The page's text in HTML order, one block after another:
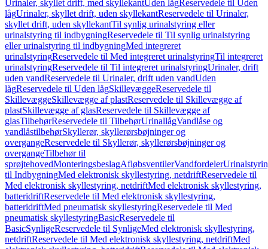
Urinaler, skyllet drift, med skyllekantUden lågReservedele til Uden
lågUrinaler, skyllet drift, uden skyllekantReservedele til Urinaler,
skyllet drift, uden skyllekantTil synlig urinalstyring eller
urinalstyring til indbygningReservedele til Til synlig urinalstyring
eller urinalstyring til indbygningMed integreret
urinalstyringReservedele til Med integreret urinalstyringTil integreret
urinalstyringReservedele til Til integreret urinalstyringUrinaler, drift
uden vandReservedele til Urinaler, drift uden vandUden
lågReservedele til Uden lågSkillevæggeReservedele til
SkillevæggeSkillevægge af plastReservedele til Skillevægge af
plastSkillevægge af glasReservedele til Skillevægge af
glasTilbehørReservedele til TilbehørUrinallågVandlåse og
vandlåstilbehørSkyllerør, skyllerørsbøjninger og
overgangeReservedele til Skyllerør, skyllerørsbøjninger og
overgangeTilbehør til
sprøjtehovedMonteringsbeslagAfløbsventilerVandfordeler
til IndbygningMed elektronisk skyllestyring, netdriftReservedele til
Med elektronisk skyllestyring, netdriftMed elektronisk skyllestyring,
batteridriftReservedele til Med elektronisk skyllestyring,
batteridriftMed pneumatisk skyllestyringReservedele til Med
pneumatisk skyllestyringBasicReservedele til
BasicSynligeReservedele til SynligeMed elektronisk skyllestyring,
netdriftReservedele til Med elektronisk skyllestyring, netdriftMed